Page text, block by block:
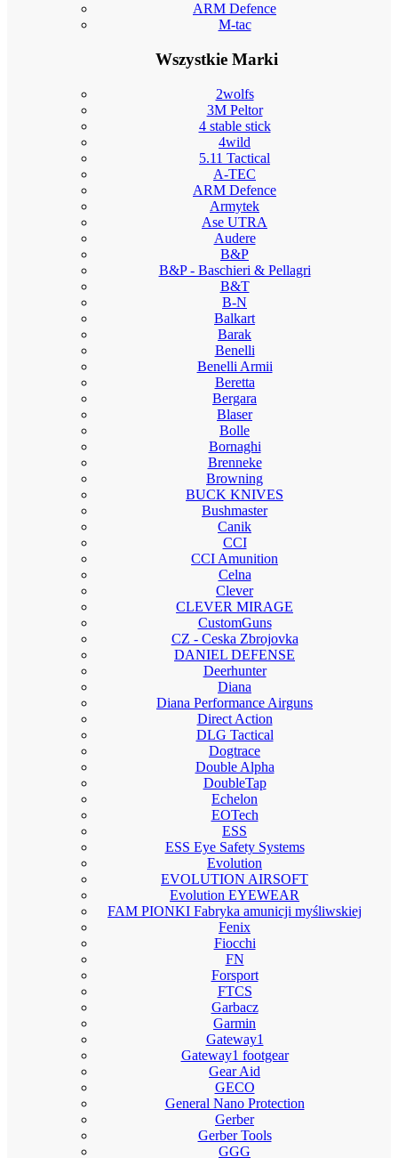
ARM Defence
M-tac
Wszystkie Marki
2wolfs
3M Peltor
4 stable stick
4wild
5.11 Tactical
A-TEC
ARM Defence
Armytek
Ase UTRA
Audere
B&P
B&P - Baschieri & Pellagri
B&T
B-N
Balkart
Barak
Benelli
Benelli Armii
Beretta
Bergara
Blaser
Bolle
Bornaghi
Brenneke
Browning
BUCK KNIVES
Bushmaster
Canik
CCI
CCI Amunition
Celna
Clever
CLEVER MIRAGE
CustomGuns
CZ - Ceska Zbrojovka
DANIEL DEFENSE
Deerhunter
Diana
Diana Performance Airguns
Direct Action
DLG Tactical
Dogtrace
Double Alpha
DoubleTap
Echelon
EOTech
ESS
ESS Eye Safety Systems
Evolution
EVOLUTION AIRSOFT
Evolution EYEWEAR
FAM PIONKI Fabryka amunicji myśliwskiej
Fenix
Fiocchi
FN
Forsport
FTCS
Garbacz
Garmin
Gateway1
Gateway1 footgear
Gear Aid
GECO
General Nano Protection
Gerber
Gerber Tools
GGG